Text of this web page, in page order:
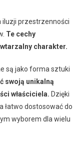
iluzji przestrzenności
Te cechy
charakter.
są jako forma sztuki
swoją unikalną
właściciela. Dzięki
łatwo dostosować do
wyborem dla wielu